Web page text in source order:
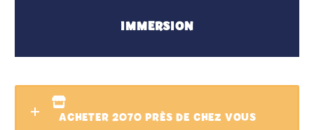
IMMERSION
ACHETER 2070 PRÈS DE CHEZ VOUS